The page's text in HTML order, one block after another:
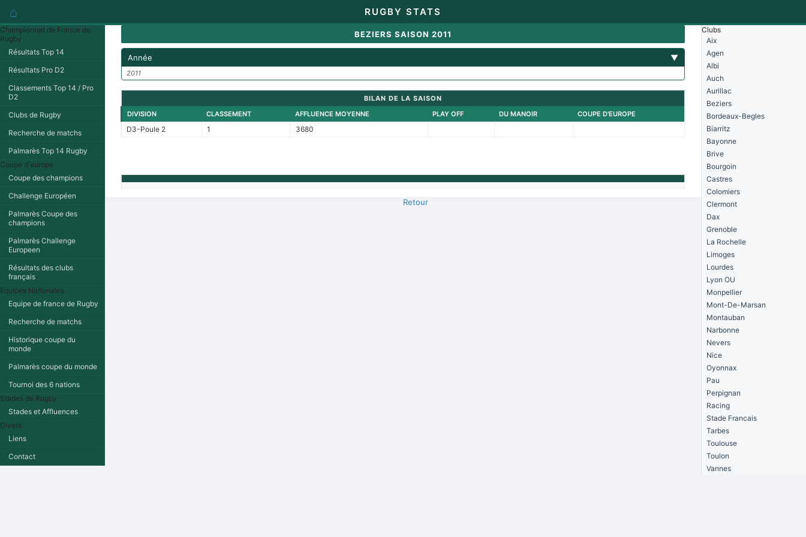
⌂ RUGBY STATS
Championnat de France de
Rugby
Résultats Top 14
Résultats Pro D2
Classements Top 14 / Pro
D2
Clubs de Rugby
Recherche de matchs
Palmarès Top 14 Rugby
Coupe d'europe
Coupe des champions
Challenge Européen
Palmarès Coupe des
champions
Palmarès Challenge
Europeen
Résultats des clubs
français
Equipes Nationales
Equipe de france de Rugby
Recherche de matchs
Historique coupe du
monde
Palmarès coupe du monde
Tournoi des 6 nations
Stades de Rugby
Stades et Affluences
Divers
Liens
Contact
BEZIERS SAISON 2011
Année ▼
2011
BILAN DE LA SAISON
DIVISION
CLASSEMENT AFFLUENCE MOYENNE PLAY OFF DU MANOIR COUPE D'EUROPE
D3-Poule 2 1 3680
Retour
Clubs
Aix
Agen
Albi
Auch
Aurillac
Beziers
Bordeaux-Begles
Biarritz
Bayonne
Brive
Bourgoin
Castres
Colomiers
Clermont
Dax
Grenoble
La Rochelle
Limoges
Lourdes
Lyon OU
Monpellier
Mont-De-Marsan
Montauban
Narbonne
Nevers
Nice
Oyonnax
Pau
Perpignan
Racing
Stade Francais
Tarbes
Toulouse
Toulon
Vannes